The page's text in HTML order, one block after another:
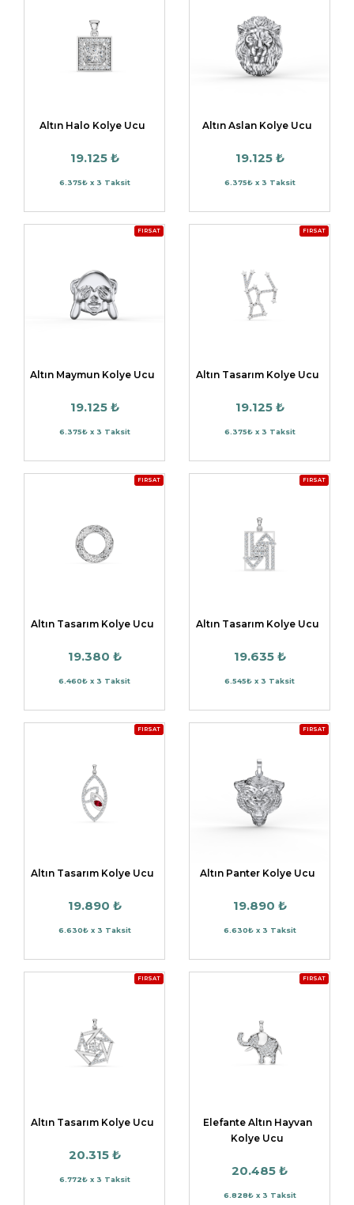
Altın Halo Kolye Ucu
19.125 ₺
6.375₺ x 3 Taksit
Altın Aslan Kolye Ucu
19.125 ₺
6.375₺ x 3 Taksit
FIRSAT
Altın Maymun Kolye Ucu
19.125 ₺
6.375₺ x 3 Taksit
FIRSAT
Altın Tasarım Kolye Ucu
19.125 ₺
6.375₺ x 3 Taksit
FIRSAT
Altın Tasarım Kolye Ucu
19.380 ₺
6.460₺ x 3 Taksit
FIRSAT
Altın Tasarım Kolye Ucu
19.635 ₺
6.545₺ x 3 Taksit
FIRSAT
Altın Tasarım Kolye Ucu
19.890 ₺
6.630₺ x 3 Taksit
FIRSAT
Altın Panter Kolye Ucu
19.890 ₺
6.630₺ x 3 Taksit
FIRSAT
Altın Tasarım Kolye Ucu
20.315 ₺
6.772₺ x 3 Taksit
FIRSAT
Elefante Altın Hayvan
Kolye Ucu
20.485 ₺
6.828₺ x 3 Taksit